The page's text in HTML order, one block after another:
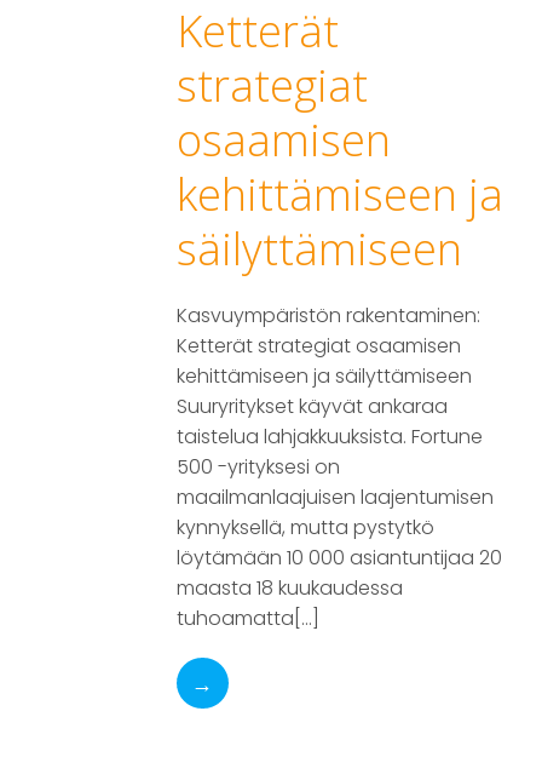
Ketterät
strategiat
osaamisen
kehittämiseen ja
säilyttämiseen
Kasvuympäristön rakentaminen:
Ketterät strategiat osaamisen
kehittämiseen ja säilyttämiseen
Suuryritykset käyvät ankaraa
taistelua lahjakkuuksista. Fortune
500 -yrityksesi on
maailmanlaajuisen laajentumisen
kynnyksellä, mutta pystytkö
löytämään 10 000 asiantuntijaa 20
maasta 18 kuukaudessa
tuhoamatta[…]
→